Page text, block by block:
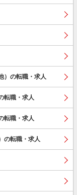
）の転職・求人
転職・求人
転職・求人
の転職・求人